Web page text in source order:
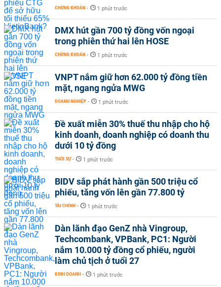
CHỨNG KHOÁN - 1 phút trước
DMX hút gần 700 tỷ đồng vốn ngoại
trong phiên thứ hai lên HOSE
CHỨNG KHOÁN - 1 phút trước
VNPT nắm giữ hơn 62.000 tỷ đồng tiền
mặt, ngang ngửa MWG
DOANH NGHIỆP - 1 phút trước
Đề xuất miễn 30% thuế thu nhập cho hộ
kinh doanh, doanh nghiệp có doanh thu
dưới 10 tỷ đồng
THỜI SỰ - 1 phút trước
BIDV sắp phát hành gần 500 triệu cổ
phiếu, tăng vốn lên gần 77.800 tỷ
TÀI CHÍNH - 1 phút trước
Dàn lãnh đạo GenZ nhà Vingroup,
Techcombank, VPBank, PC1: Người
nắm 10.000 tỷ đồng cổ phiếu, người
làm chủ tịch ở tuổi 27
KINH DOANH - 1 phút trước